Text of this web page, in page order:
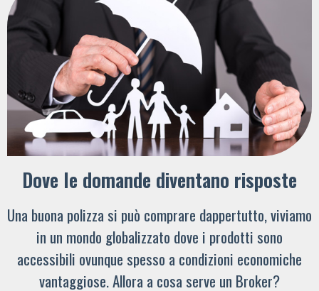
Dove le domande diventano risposte
Una buona polizza si può comprare dappertutto, viviamo
in un mondo globalizzato dove i prodotti sono
accessibili ovunque spesso a condizioni economiche
vantaggiose. Allora a cosa serve un Broker?